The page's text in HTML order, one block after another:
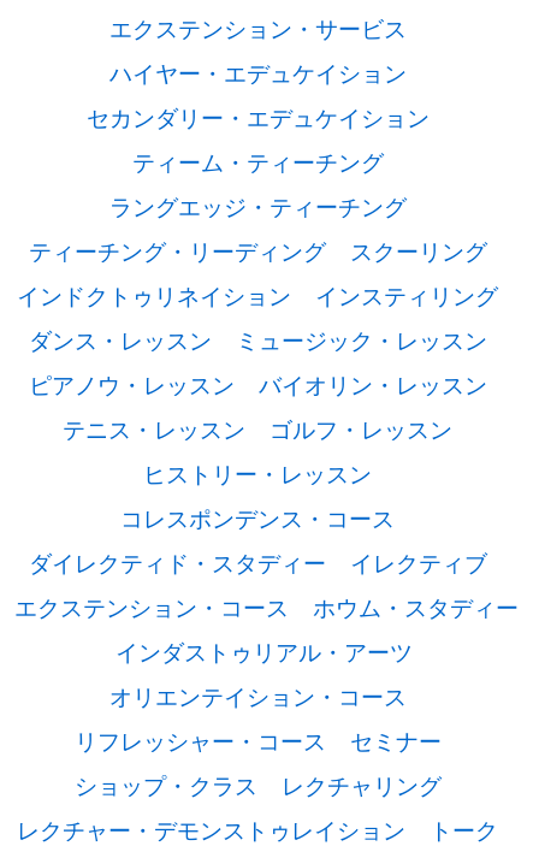
エクステンション・サービス
ハイヤー・エデュケイション
セカンダリー・エデュケイション
ティーム・ティーチング
ラングエッジ・ティーチング
ティーチング・リーディング
スクーリング
インドクトゥリネイション
インスティリング
ダンス・レッスン
ミュージック・レッスン
ピアノウ・レッスン
バイオリン・レッスン
テニス・レッスン
ゴルフ・レッスン
ヒストリー・レッスン
コレスポンデンス・コース
ダイレクティド・スタディー
イレクティブ
エクステンション・コース
ホウム・スタディー
インダストゥリアル・アーツ
オリエンテイション・コース
リフレッシャー・コース
セミナー
ショップ・クラス
レクチャリング
レクチャー・デモンストゥレイション
トーク